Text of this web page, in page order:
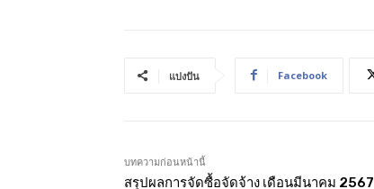
แบ่งปัน Facebook
บทความก่อนหน้านี้
สรุปผลการจัดซื้อจัดจ้าง เดือนมีนาคม 2567